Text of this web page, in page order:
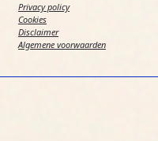
Privacy policy
Cookies
Disclaimer
Algemene voorwaarden